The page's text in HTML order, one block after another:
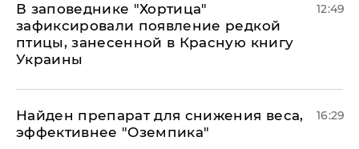
В заповеднике "Хортица"
зафиксировали появление редкой
птицы, занесенной в Красную книгу
Украины
12:49
Найден препарат для снижения веса,
эффективнее "Оземпика"
16:29